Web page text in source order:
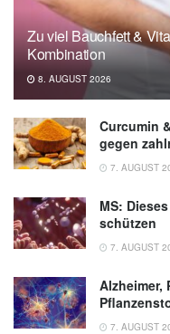
Zu viel Bauchfett &
Kombination
8. AUGUST 2026
Curcumin
gegen
7. AUGUST
MS:
schützen
7. AUGUST
Alzheimer,
7. AUGUST